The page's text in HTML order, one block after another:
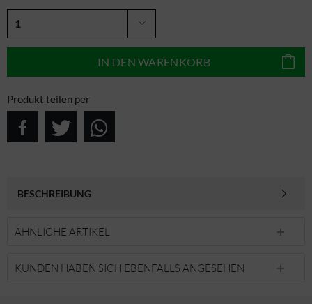
IN DEN WARENKORB
Produkt teilen per
BESCHREIBUNG
ÄHNLICHE ARTIKEL
KUNDEN HABEN SICH EBENFALLS ANGESEHEN